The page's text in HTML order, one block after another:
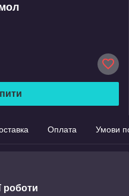
Оплата Умови
роботи